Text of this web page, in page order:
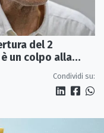
del 2
un colpo alla
Condividi su: